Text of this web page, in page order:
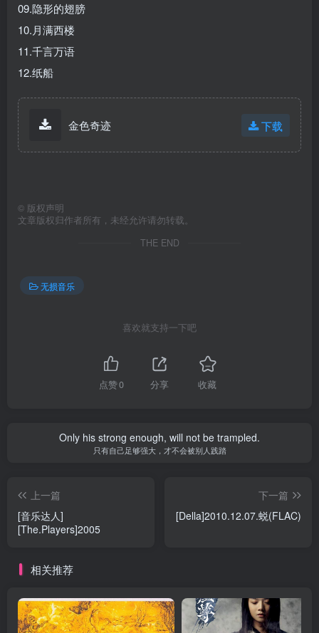
09.隐形的翅膀
10.月满西楼
11.千言万语
12.纸船
金色奇迹 下载
© 版权声明
文章版权归作者所有，未经允许请勿转载。
THE END
无损音乐
喜欢就支持一下吧
点赞0 分享 收藏
Only his strong enough, will not be trampled.
只有自己足够强大，才不会被别人践踏
上一篇
[音乐达人]
[The.Players]2005
下一篇
[Della]2010.12.07.蜕(FLAC)
相关推荐